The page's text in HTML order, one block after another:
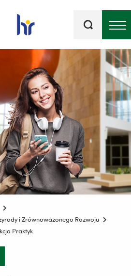
kluczowe
i Zrównoważonego Rozwoju
Praktyk